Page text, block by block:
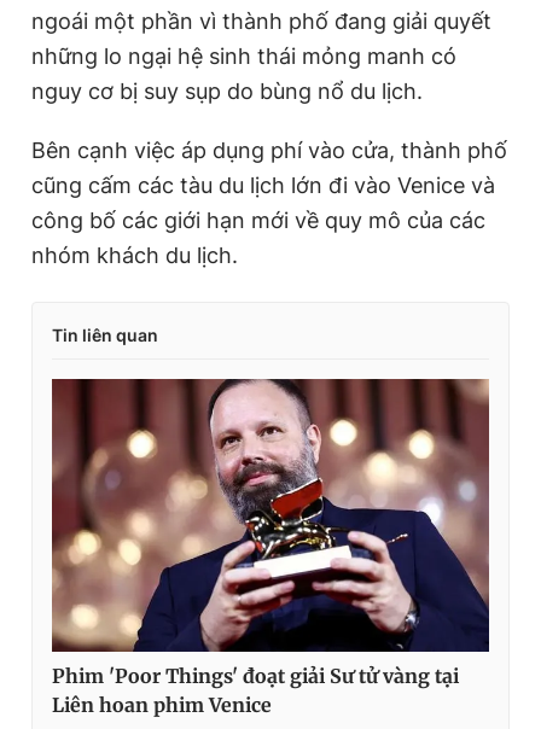
ngoái một phần vì thành phố đang giải quyết
những lo ngại hệ sinh thái mỏng manh có
nguy cơ bị suy sụp do bùng nổ du lịch.
Bên cạnh việc áp dụng phí vào cửa, thành phố
cũng cấm các tàu du lịch lớn đi vào Venice và
công bố các giới hạn mới về quy mô của các
nhóm khách du lịch.
Tin liên quan
Phim 'Poor Things' đoạt giải Sư tử vàng tại
Liên hoan phim Venice